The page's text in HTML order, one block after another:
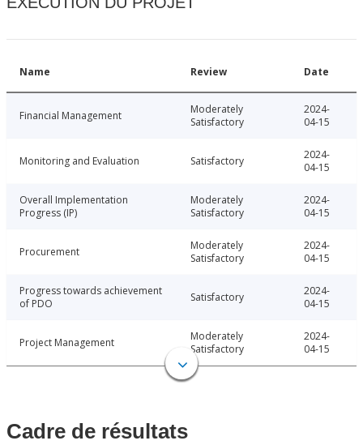
Name Review Date
Financial Management
Moderately
Satisfactory
2024-
04-15
Monitoring and Evaluation Satisfactory
2024-
04-15
Overall Implementation
Progress (IP)
Moderately
Satisfactory
2024-
04-15
Procurement
Moderately
Satisfactory
2024-
04-15
Progress towards achievement
of PDO
Satisfactory
2024-
04-15
Project Management
Moderately
Satisfactory
2024-
04-15
Cadre de résultats